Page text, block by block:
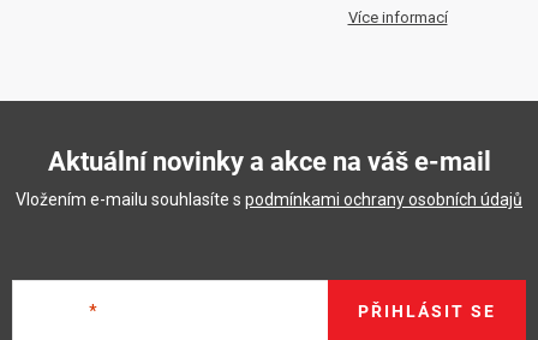
Více informací
Aktuální novinky a akce na váš e-mail
Vložením e-mailu souhlasíte s podmínkami ochrany osobních údajů
PŘIHLÁSIT SE